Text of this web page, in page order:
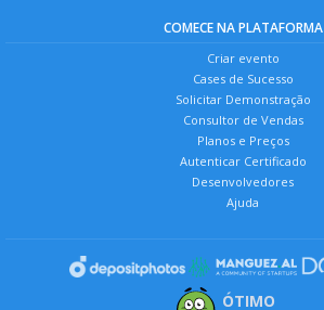
COMECE NA PLATAFORMA
Criar evento
Cases de Sucesso
Solicitar Demonstração
Consultor de Vendas
Planos e Preços
Autenticar Certificado
Desenvolvedores
Ajuda
ÓTIMO